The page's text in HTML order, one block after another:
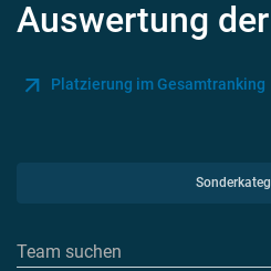
Auswertung
Platzierung im Gesamtranking